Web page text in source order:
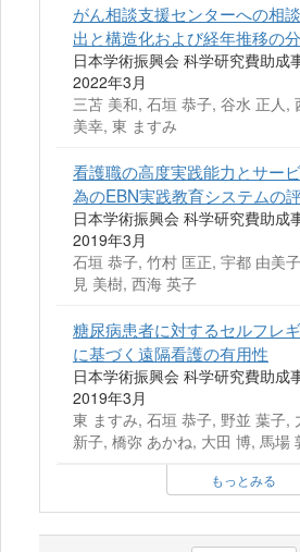
がん相談支援センターへの相
出と構造化および経年推移の
日本学術振興会 科学研究費助成
2022年3月
三苫 美和, 石垣 恭子, 谷水 正人,
美幸, 東 ますみ
看護職の高度実践能力とサー
為のEBN実践教育システムの
日本学術振興会 科学研究費助成
2019年3月
石垣 恭子, 竹村 匡正, 宇都 由美
見 美樹, 西海 英子
糖尿病患者に対するセルフレ
に基づく遠隔看護の有用性
日本学術振興会 科学研究費助成
2019年3月
東 ますみ, 石垣 恭子, 野並 葉子,
新子, 橋弥 あかね, 大田 博, 馬場
もっとみる